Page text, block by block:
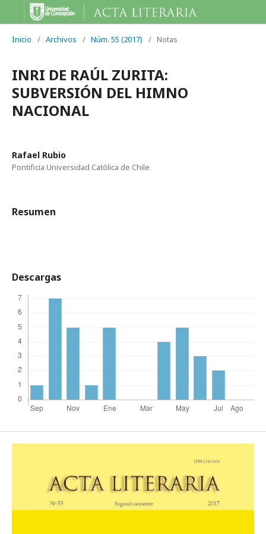
Inicio / Archivos / Núm. 55 (2017) / Notas
INRI DE RAÚL ZURITA:
SUBVERSIÓN DEL HIMNO
NACIONAL
Rafael Rubio
Pontificia Universidad Católica de Chile
Resumen
Descargas